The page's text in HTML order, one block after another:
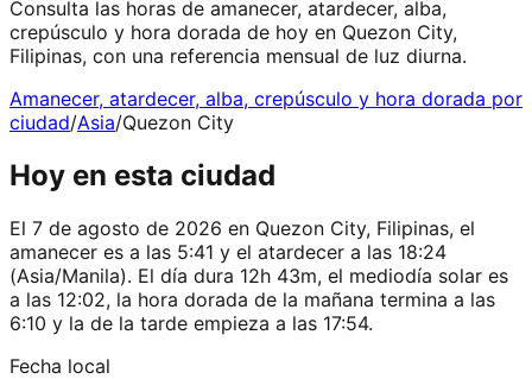
Consulta las horas de amanecer, atardecer, alba,
crepúsculo y hora dorada de hoy en Quezon City,
Filipinas, con una referencia mensual de luz diurna.
Amanecer, atardecer, alba, crepúsculo y hora dorada por
ciudad/Asia/Quezon City
Hoy en esta ciudad
El 7 de agosto de 2026 en Quezon City, Filipinas, el
amanecer es a las 5:41 y el atardecer a las 18:24
(Asia/Manila). El día dura 12h 43m, el mediodía solar es
a las 12:02, la hora dorada de la mañana termina a las
6:10 y la de la tarde empieza a las 17:54.
Fecha local